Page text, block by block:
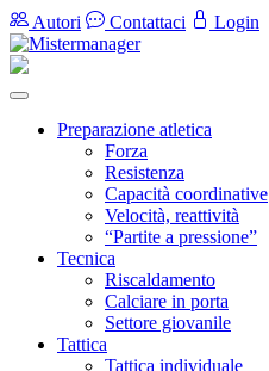
Autori Contattaci Login
Preparazione atletica
Forza
Resistenza
Capacità coordinative
Velocità, reattività
“Partite a pressione”
Tecnica
Riscaldamento
Calciare in porta
Settore giovanile
Tattica
Tattica individuale